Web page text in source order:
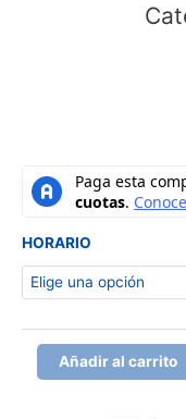
HORARIO
para
y
Público
A2
C1
Añadir al carrito